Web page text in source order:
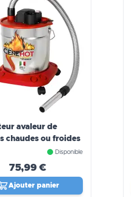
avaleur de
chaudes ou froides
Disponible
75,99 €
Ajouter panier